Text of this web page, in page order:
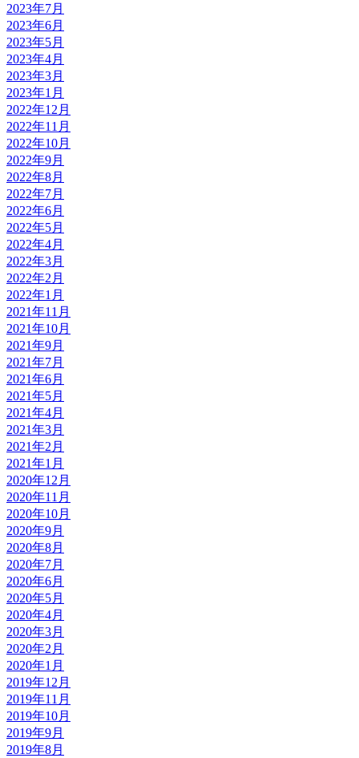
2023年7月
2023年6月
2023年5月
2023年4月
2023年3月
2023年1月
2022年12月
2022年11月
2022年10月
2022年9月
2022年8月
2022年7月
2022年6月
2022年5月
2022年4月
2022年3月
2022年2月
2022年1月
2021年11月
2021年10月
2021年9月
2021年7月
2021年6月
2021年5月
2021年4月
2021年3月
2021年2月
2021年1月
2020年12月
2020年11月
2020年10月
2020年9月
2020年8月
2020年7月
2020年6月
2020年5月
2020年4月
2020年3月
2020年2月
2020年1月
2019年12月
2019年11月
2019年10月
2019年9月
2019年8月